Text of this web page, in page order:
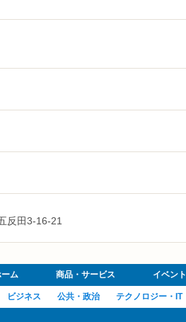
反田3-16-21
ム 商品・サービス イベント
ビジネス 公共・政治 テクノロジー・IT